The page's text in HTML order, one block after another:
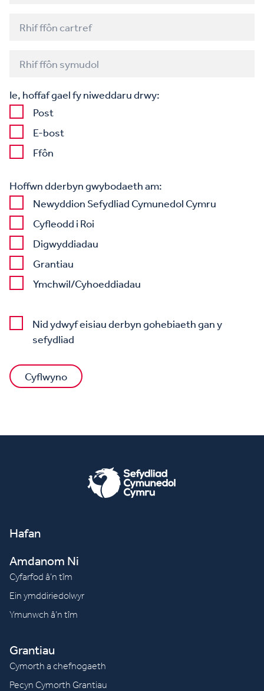
Ie, hoffaf gael fy niweddaru drwy:
Post
E-bost
Ffôn
Hoffwn dderbyn gwybodaeth am:
Newyddion Sefydliad Cymunedol Cymru
Cyfleodd i Roi
Digwyddiadau
Grantiau
Ymchwil/Cyhoeddiadau
Nid ydwyf eisiau derbyn gohebiaeth gan y
sefydliad
Hafan
Amdanom Ni
Cyfarfod â’n tîm
Ein ymddiriedolwyr
Ymunwch â’n tîm
Grantiau
Cymorth a chefnogaeth
Pecyn Cymorth Grantiau